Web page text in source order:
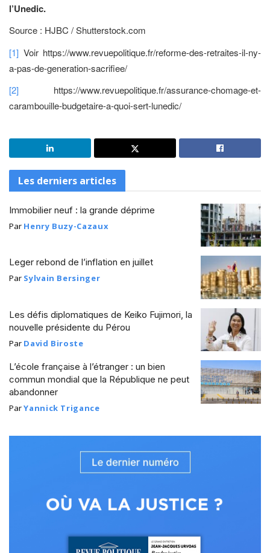
l’Unedic.
Source : HJBC / Shutterstock.com
[1] Voir https://www.revuepolitique.fr/reforme-des-retraites-il-ny-
a-pas-de-generation-sacrifiee/
[2] https://www.revuepolitique.fr/assurance-chomage-et-
carambouille-budgetaire-a-quoi-sert-lunedic/
Les derniers articles
Immobilier neuf : la grande déprime
Par Henry Buzy-Cazaux
Leger rebond de l’inflation en juillet
Par Sylvain Bersinger
Les défis diplomatiques de Keiko Fujimori, la
nouvelle présidente du Pérou
Par David Biroste
L’école française à l’étranger : un bien
commun mondial que la République ne peut
abandonner
ParYannick Trigance